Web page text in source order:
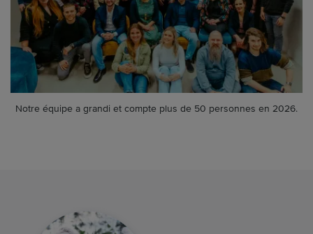
Notre équipe a grandi et compte plus de 50 personnes en 2026.